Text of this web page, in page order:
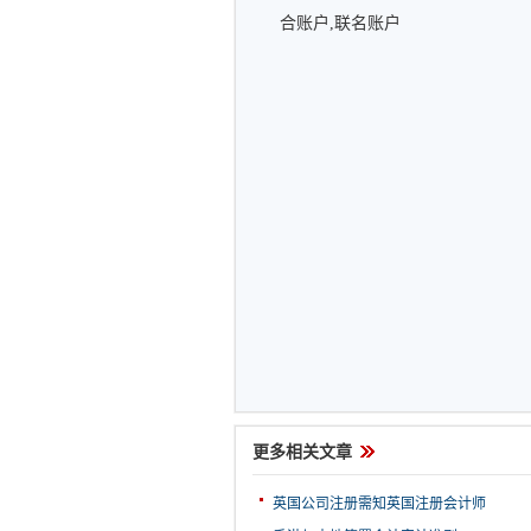
合账户,联名账户
更多相关文章
英国公司注册需知英国注册会计师